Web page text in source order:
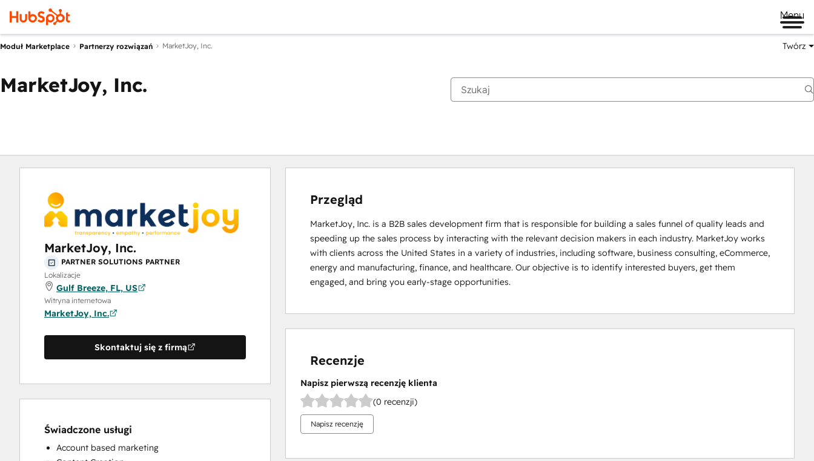
Menu
Moduł Marketplace Partnerzy rozwiązań MarketJoy, Inc. Twórz
MarketJoy, Inc.
MarketJoy, Inc.
PARTNER SOLUTIONS PARTNER
Lokalizacje
Gulf Breeze, FL, US
Witryna internetowa
MarketJoy, Inc.
Skontaktuj się z firmą
Świadczone usługi
Account based marketing
Przegląd
MarketJoy, Inc. is a B2B sales development firm that is responsible for building a sales funnel of quality leads and
speeding up the sales process by interacting with the relevant decision makers in each industry. MarketJoy works
with clients across the United States in a variety of industries, including software, business consulting, eCommerce,
energy and manufacturing, finance, and healthcare. Our objective is to identify interested buyers, get them
engaged, and bring you early-stage opportunities.
Recenzje
Napisz pierwszą recenzję klienta
(0 recenzji)
Napisz recenzję